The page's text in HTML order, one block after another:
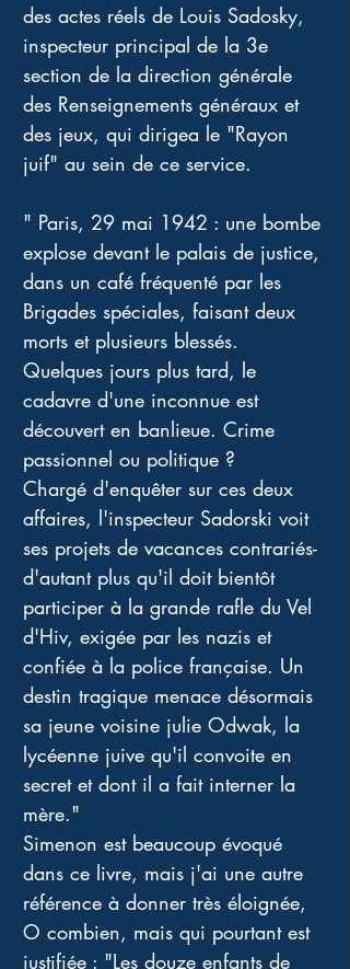
des actes réels de Louis Sadosky,
inspecteur principal de la 3e
section de la direction générale
des Renseignements généraux et
des jeux, qui dirigea le "Rayon
juif" au sein de ce service.
" Paris, 29 mai 1942 : une bombe
explose devant le palais de justice,
dans un café fréquenté par les
Brigades spéciales, faisant deux
morts et plusieurs blessés.
Quelques jours plus tard, le
cadavre d'une inconnue est
découvert en banlieue. Crime
passionnel ou politique ?
Chargé d'enquêter sur ces deux
affaires, l'inspecteur Sadorski voit
ses projets de vacances contrariés-
d'autant plus qu'il doit bientôt
participer à la grande rafle du Vel
d'Hiv, exigée par les nazis et
confiée à la police française. Un
destin tragique menace désormais
sa jeune voisine julie Odwak, la
lycéenne juive qu'il convoite en
secret et dont il a fait interner la
mère."
Simenon est beaucoup évoqué
dans ce livre, mais j'ai une autre
référence à donner très éloignée,
O combien, mais qui pourtant est
justifiée : "Les douze enfants de